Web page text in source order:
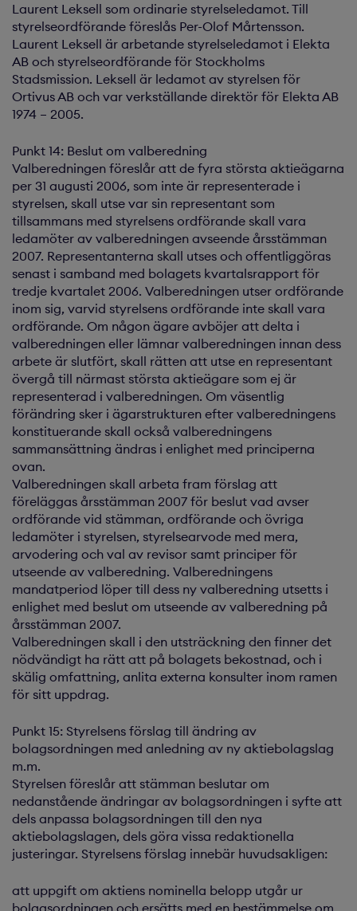
Laurent Leksell som ordinarie styrelseledamot. Till
styrelseordförande föreslås Per-Olof Mårtensson.
Laurent Leksell är arbetande styrelseledamot i Elekta
AB och styrelseordförande för Stockholms
Stadsmission. Leksell är ledamot av styrelsen för
Ortivus AB och var verkställande direktör för Elekta AB
1974 – 2005.
Punkt 14: Beslut om valberedning
Valberedningen föreslår att de fyra största aktieägarna
per 31 augusti 2006, som inte är representerade i
styrelsen, skall utse var sin representant som
tillsammans med styrelsens ordförande skall vara
ledamöter av valberedningen avseende årsstämman
2007. Representanterna skall utses och offentliggöras
senast i samband med bolagets kvartalsrapport för
tredje kvartalet 2006. Valberedningen utser ordförande
inom sig, varvid styrelsens ordförande inte skall vara
ordförande. Om någon ägare avböjer att delta i
valberedningen eller lämnar valberedningen innan dess
arbete är slutfört, skall rätten att utse en representant
övergå till närmast största aktieägare som ej är
representerad i valberedningen. Om väsentlig
förändring sker i ägarstrukturen efter valberedningens
konstituerande skall också valberedningens
sammansättning ändras i enlighet med principerna
ovan.
Valberedningen skall arbeta fram förslag att
föreläggas årsstämman 2007 för beslut vad avser
ordförande vid stämman, ordförande och övriga
ledamöter i styrelsen, styrelsearvode med mera,
arvodering och val av revisor samt principer för
utseende av valberedning. Valberedningens
mandatperiod löper till dess ny valberedning utsetts i
enlighet med beslut om utseende av valberedning på
årsstämman 2007.
Valberedningen skall i den utsträckning den finner det
nödvändigt ha rätt att på bolagets bekostnad, och i
skälig omfattning, anlita externa konsulter inom ramen
för sitt uppdrag.
Punkt 15: Styrelsens förslag till ändring av
bolagsordningen med anledning av ny aktiebolagslag
m.m.
Styrelsen föreslår att stämman beslutar om
nedanstående ändringar av bolagsordningen i syfte att
dels anpassa bolagsordningen till den nya
aktiebolagslagen, dels göra vissa redaktionella
justeringar. Styrelsens förslag innebär huvudsakligen:
att uppgift om aktiens nominella belopp utgår ur
bolagsordningen och ersätts med en bestämmelse om